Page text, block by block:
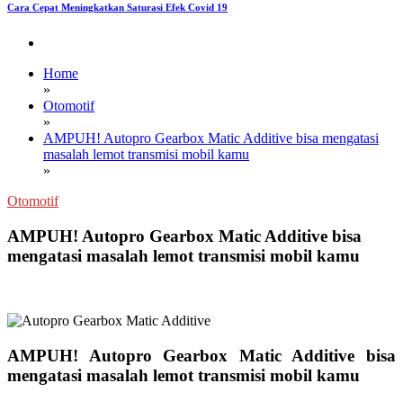
Cara Cepat Meningkatkan Saturasi Efek Covid 19
Home
»
Otomotif
»
AMPUH! Autopro Gearbox Matic Additive bisa mengatasi
masalah lemot transmisi mobil kamu
»
Otomotif
AMPUH! Autopro Gearbox Matic Additive bisa
mengatasi masalah lemot transmisi mobil kamu
AMPUH! Autopro Gearbox Matic Additive bisa
mengatasi masalah lemot transmisi mobil kamu